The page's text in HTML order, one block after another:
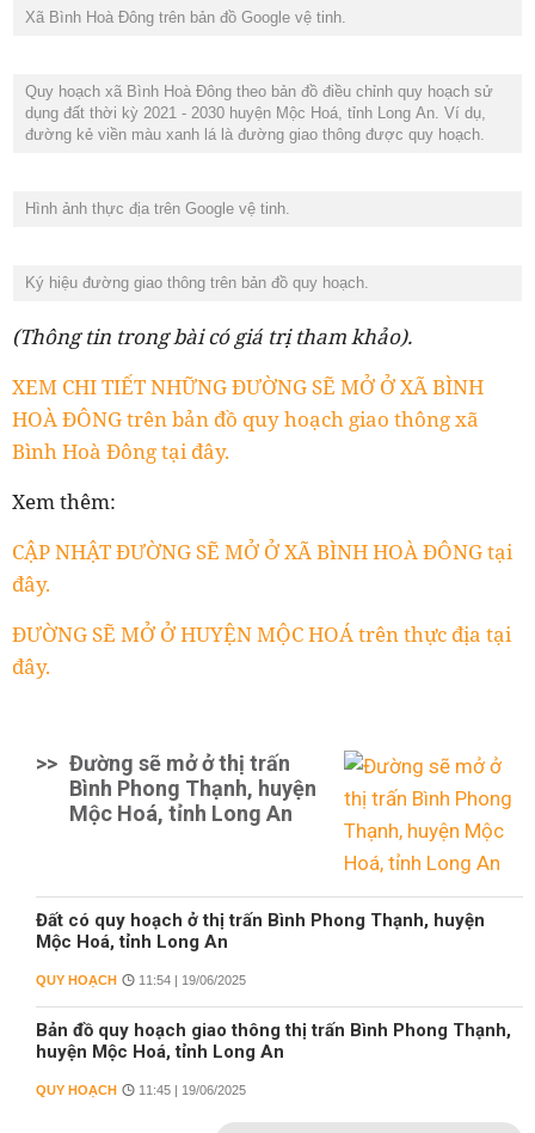
Xã Bình Hoà Đông trên bản đồ Google vệ tinh.
Quy hoạch xã Bình Hoà Đông theo bản đồ điều chỉnh quy hoạch sử
dụng đất thời kỳ 2021 - 2030 huyện Mộc Hoá, tỉnh Long An. Ví dụ,
đường kẻ viền màu xanh lá là đường giao thông được quy hoạch.
Hình ảnh thực địa trên Google vệ tinh.
Ký hiệu đường giao thông trên bản đồ quy hoạch.
(Thông tin trong bài có giá trị tham khảo).
XEM CHI TIẾT NHỮNG ĐƯỜNG SẼ MỞ Ở XÃ BÌNH
HOÀ ĐÔNG trên bản đồ quy hoạch giao thông xã
Bình Hoà Đông tại đây.
Xem thêm:
CẬP NHẬT ĐƯỜNG SẼ MỞ Ở XÃ BÌNH HOÀ ĐÔNG tại
đây.
ĐƯỜNG SẼ MỞ Ở HUYỆN MỘC HOÁ trên thực địa tại
đây.
>> Đường sẽ mở ở thị trấn
Bình Phong Thạnh, huyện
Mộc Hoá, tỉnh Long An
Đất có quy hoạch ở thị trấn Bình Phong Thạnh, huyện
Mộc Hoá, tỉnh Long An
QUY HOẠCH 11:54 | 19/06/2025
Bản đồ quy hoạch giao thông thị trấn Bình Phong Thạnh,
huyện Mộc Hoá, tỉnh Long An
QUY HOẠCH 11:45 | 19/06/2025